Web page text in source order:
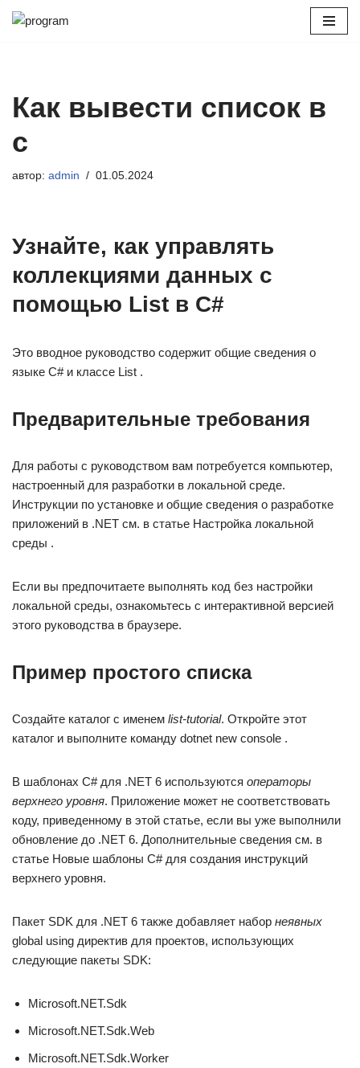
Как вывести список в
с
автор: admin 01.05.2024
Узнайте, как управлять
коллекциями данных с
помощью List в C#
Это вводное руководство содержит общие сведения о
языке C# и классе List .
Предварительные требования
Для работы с руководством вам потребуется компьютер,
настроенный для разработки в локальной среде.
Инструкции по установке и общие сведения о разработке
приложений в .NET см. в статье Настройка локальной
среды .
Если вы предпочитаете выполнять код без настройки
локальной среды, ознакомьтесь с интерактивной версией
этого руководства в браузере.
Пример простого списка
Создайте каталог с именем list-tutorial. Откройте этот
каталог и выполните команду dotnet new console .
В шаблонах C# для .NET 6 используются операторы
верхнего уровня. Приложение может не соответствовать
коду, приведенному в этой статье, если вы уже выполнили
обновление до .NET 6. Дополнительные сведения см. в
статье Новые шаблоны C# для создания инструкций
верхнего уровня.
Пакет SDK для .NET 6 также добавляет набор неявных
global using директив для проектов, использующих
следующие пакеты SDK:
Microsoft.NET.Sdk
Microsoft.NET.Sdk.Web
Microsoft.NET.Sdk.Worker